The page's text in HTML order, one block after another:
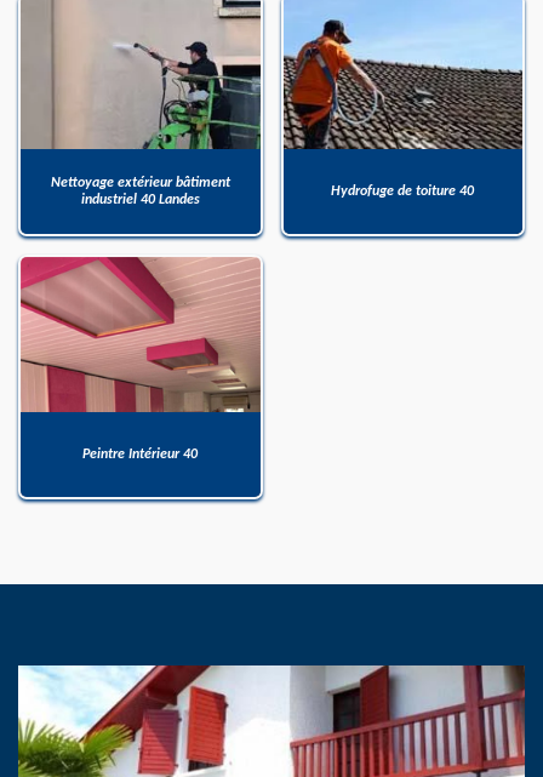
Nettoyage extérieur bâtiment
industriel 40 Landes
Hydrofuge de toiture 40
Peintre Intérieur 40